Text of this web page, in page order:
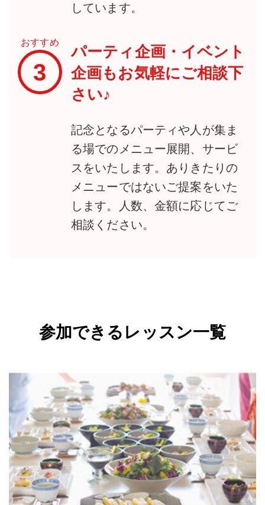
しています。
おすすめ
3
パーティ企画・イベント
企画もお気軽にご相談下
さい♪
記念となるパーティや人が集ま
る場でのメニュー展開、サービ
スをいたします。ありきたりの
メニューではないご提案をいた
します。人数、金額に応じてご
相談ください。
参加できるレッスン一覧